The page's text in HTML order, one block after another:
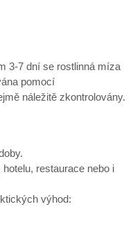
3-7 dní se rostlinná míza
pomocí
náležitě zkontrolovány.
restaurace nebo i
výhod: